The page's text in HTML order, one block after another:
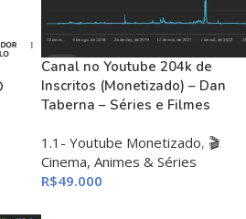
Canal no Youtube 204k de
Inscritos (Monetizado) – Dan
Taberna – Séries e Filmes
1.1- Youtube Monetizado, 🎬
Cinema, Animes & Séries
R$49.000